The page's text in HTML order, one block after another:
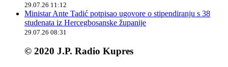
29.07.26 11:12
Ministar Ante Tadić potpisao ugovore o stipendiranju s 38
studenata iz Hercegbosanske županije
29.07.26 08:31
© 2020 J.P. Radio Kupres